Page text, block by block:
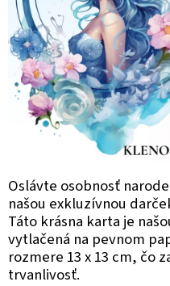
Oslávte osobnosť
našou exkluzívnou
Táto krásna karta je
vytlačená na pevnom
rozmere 13 x 13 cm, čo
trvanlivosť.